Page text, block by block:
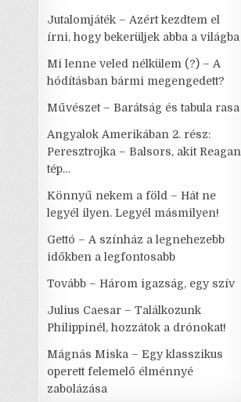
Jutalomjáték – Azért kezdtem el
írni, hogy bekerüljek abba a világba
Mi lenne veled nélkülem (?) – A
hódításban bármi megengedett?
Művészet – Barátság és tabula rasa
Angyalok Amerikában 2. rész:
Peresztrojka – Balsors, akit Reagan
tép…
Könnyű nekem a föld – Hát ne
legyél ilyen. Legyél másmilyen!
Gettó – A színház a legnehezebb
időkben a legfontosabb
Tovább – Három igazság, egy szív
Julius Caesar – Találkozunk
Philippinél, hozzátok a drónokat!
Mágnás Miska – Egy klasszikus
operett felemelő élménnyé
zabolázása